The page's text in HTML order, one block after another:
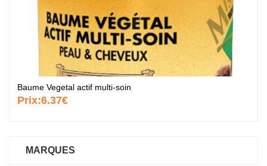
Baume Vegetal actif multi-soin
Prix:6.37€
MARQUES